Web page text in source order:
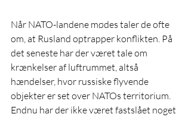
Når NATO-landene mødes taler de ofte
om, at Rusland optrapper konflikten. På
det seneste har der været tale om
krænkelser af luftrummet, altså
hændelser, hvor russiske flyvende
objekter er set over NATOs territorium.
Endnu har der ikke været fastslået noget